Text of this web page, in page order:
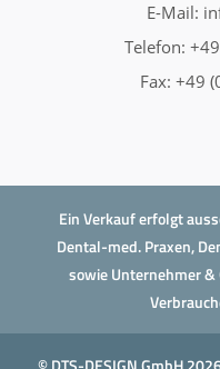
E-Mail:
Telefon:
Fax: +49
Ein Verkauf erfolgt
Dental-med. Praxen,
sowie Unternehmer